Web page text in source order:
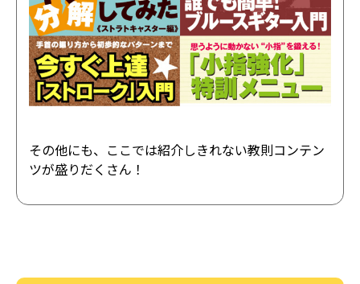
その他にも、ここでは紹介しきれない教則コンテン
ツが盛りだくさん！